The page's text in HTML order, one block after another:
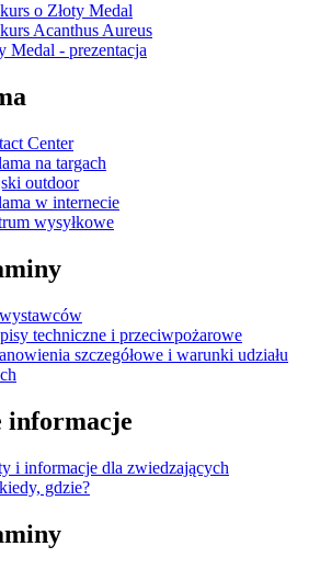
o Złoty Medal
Acanthus Aureus
Medal - prezentacja
Center
na targach
outdoor
w internecie
wysyłkowe
techniczne i przeciwpożarowe
szczegółowe i warunki udziału
informacje
i informacje dla zwiedzających
gdzie?